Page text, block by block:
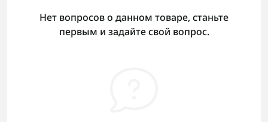
Нет вопросов о данном товаре, станьте
первым и задайте свой вопрос.